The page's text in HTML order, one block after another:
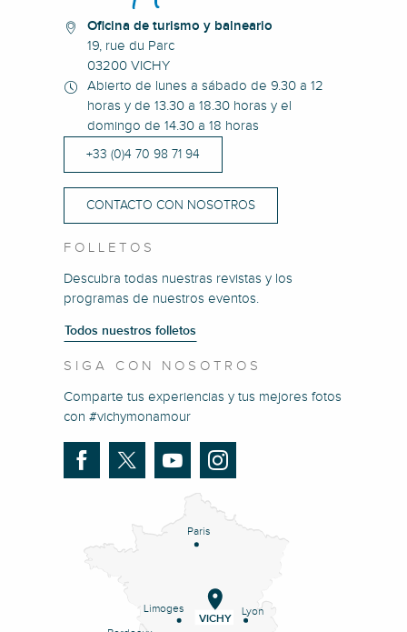
Oficina de turismo y balneario
19, rue du Parc
03200 VICHY
Abierto de lunes a sábado de 9.30 a 12
horas y de 13.30 a 18.30 horas y el
domingo de 14.30 a 18 horas
+33 (0)4 70 98 71 94
CONTACTO CON NOSOTROS
FOLLETOS
Descubra todas nuestras revistas y los
programas de nuestros eventos.
Todos nuestros folletos
SIGA CON NOSOTROS
Comparte tus experiencias y tus mejores fotos
con #vichymonamour
Paris
Lyon
Limoges
VICHY